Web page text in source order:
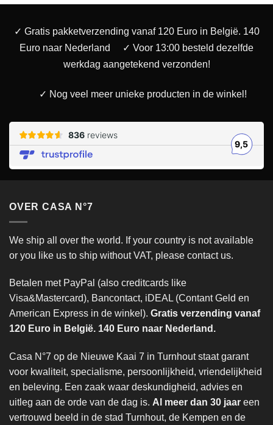
✓ Gratis pakketverzending vanaf 120 Euro in België. 140
Euro naar Nederland
✓ Voor 13:00 besteld dezelfde
werkdag aangetekend verzonden!
✓ Nog veel meer unieke producten in de winkel!
OVER CASA N°7
We ship all over the world. If your country is not available
or you like us to ship without VAT, please contact us.
Betalen met PayPal (also creditcards like
Visa&Mastercard), Bancontact, iDEAL (Contant Geld en
American Express in de winkel). Gratis verzending vanaf
120 Euro in België. 140 Euro naar Nederland.
Casa N°7 op de Nieuwe Kaai 7 in Turnhout staat garant
voor kwaliteit, specialisme, persoonlijkheid, vriendelijkheid
en beleving. Een zaak waar deskundigheid, advies en
uitleg aan de orde van de dag is. Al meer dan 30 jaar een
vertrouwd beeld in de stad Turnhout, de Kempen en de